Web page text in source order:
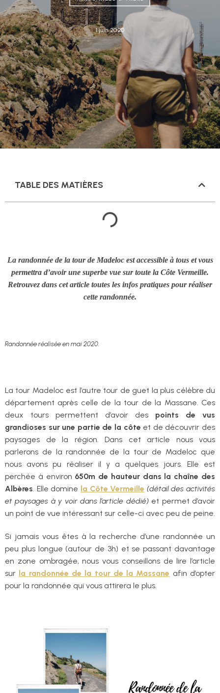
1 juin 2020
TABLE DES MATIÈRES
La randonnée de la tour de Madeloc est accessible à tous et vous
permettra d’avoir une superbe vue sur toute la Côte Vermeille.
Retrouvez dans cet article toutes les infos pratiques pour réaliser
cette randonnée.
Randonnée réalisée en mai 2020.
La tour Madeloc est l’autre tour de guet la plus célèbre du
département après celle de la tour de la Massane. Ces
deux tours permettent d’avoir des points de vus
grandioses sur une partie de la côte et de découvrir des
paysages de la région. Dans cet article nous vous
parlerons de la randonnée de la tour de Madeloc que
nous avons pu réaliser il y a quelques jours. Elle est
perchée à environ 650m de hauteur dans la chaîne des
Albères . Elle domine la Côte Vermeille (détail des activités
et paysages à y voir dans l’article dédié)et permet d’avoir
un point de vue intéressant sur celle-ci avec peu de peine.
Si jamais vous êtes à la recherche d’une randonnée un
peu plus longue (autour de 3h) et se passant davantage
en zone ombragée, nous vous conseillons de lire l’article
sur la randonnée de la tourde la Massane afin d’opter
pour la randonnée qui vous attirera le plus.